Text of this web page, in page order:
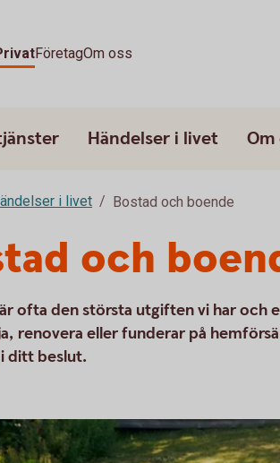
FöretagOm oss
Händelser i livet Om
i livet Bostad och boende
och
ofta den största utgiften vi har och
renovera eller funderar på
ditt beslut.